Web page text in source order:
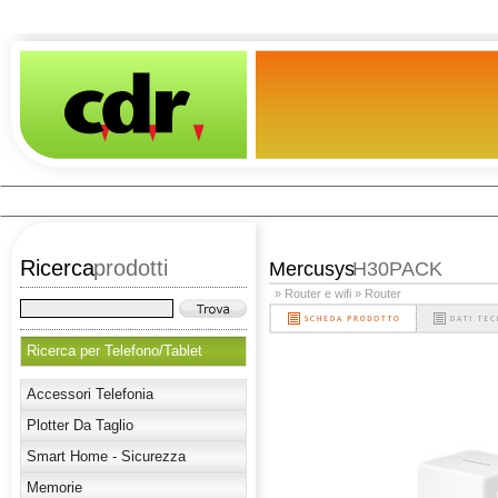
Ricercaprodotti
Ricerca per Telefono/Tablet
Accessori Telefonia
Plotter Da Taglio
Smart Home - Sicurezza
Memorie
MercusysH30PACK
» Router e wifi » Router